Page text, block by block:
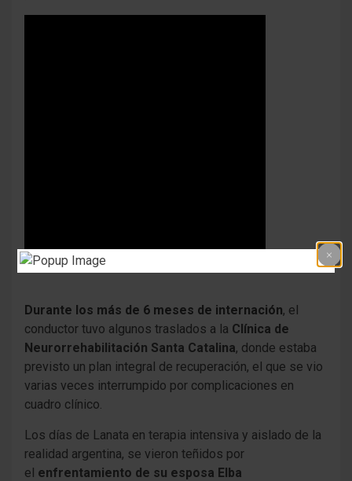
Durante los más de 6 meses de internación, el
conductor tuvo algunos traslados a la Clínica de
Neurorrehabilitación Santa Catalina, donde estaba
previsto un plan integral de recuperación, el que se vio
varias veces interrumpido por complicaciones en
cuadro clínico.
Los días de Lanata en terapia intensiva y aislado de la
realidad argentina, se vieron teñidos por
el enfrentamiento de su esposa Elba